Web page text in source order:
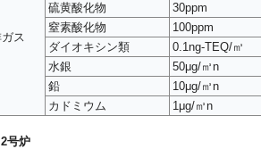
ス
硫黄酸化物
30ppm
窒素酸化物
100ppm
ダイオキシン類
0.1ng-TEQ/㎥
水銀
50μg/㎥n
鉛
10μg/㎥n
カドミウム
1μg/㎥n
号炉